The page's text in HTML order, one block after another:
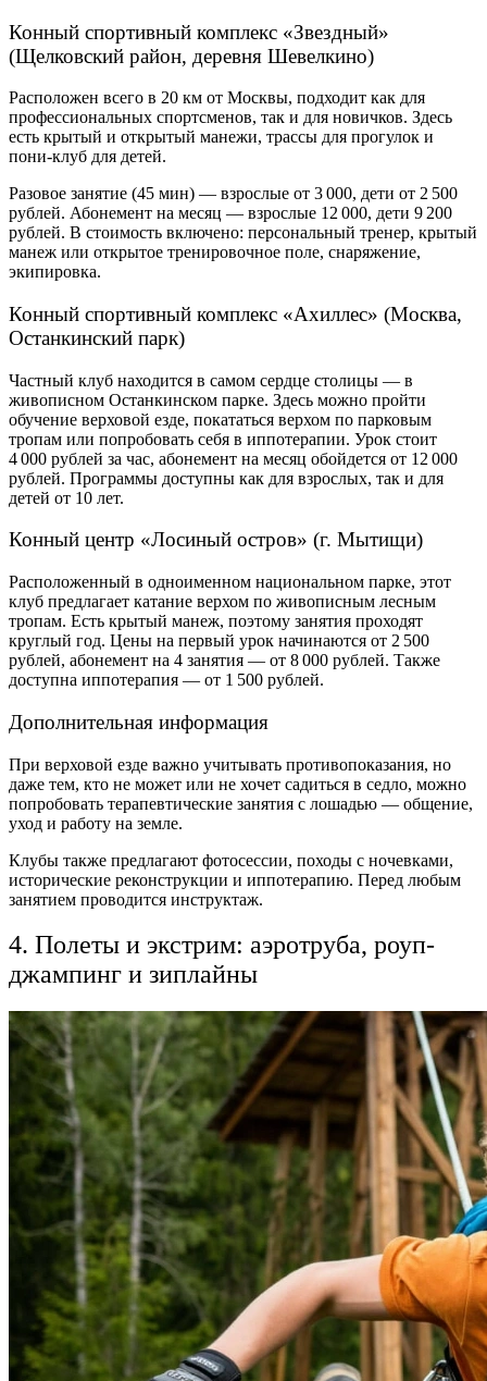
Конный спортивный комплекс «Звездный»
(Щелковский район, деревня Шевелкино)
Расположен всего в 20 км от Москвы, подходит как для
профессиональных спортсменов, так и для новичков. Здесь
есть крытый и открытый манежи, трассы для прогулок и
пони-клуб для детей.
Разовое занятие (45 мин) — взрослые от 3 000, дети от 2 500
рублей. Абонемент на месяц — взрослые 12 000, дети 9 200
рублей. В стоимость включено: персональный тренер, крытый
манеж или открытое тренировочное поле, снаряжение,
экипировка.
Конный спортивный комплекс «Ахиллес» (Москва,
Останкинский парк)
Частный клуб находится в самом сердце столицы — в
живописном Останкинском парке. Здесь можно пройти
обучение верховой езде, покататься верхом по парковым
тропам или попробовать себя в иппотерапии. Урок стоит
4 000 рублей за час, абонемент на месяц обойдется от 12 000
рублей. Программы доступны как для взрослых, так и для
детей от 10 лет.
Конный центр «Лосиный остров» (г. Мытищи)
Расположенный в одноименном национальном парке, этот
клуб предлагает катание верхом по живописным лесным
тропам. Есть крытый манеж, поэтому занятия проходят
круглый год. Цены на первый урок начинаются от 2 500
рублей, абонемент на 4 занятия — от 8 000 рублей. Также
доступна иппотерапия — от 1 500 рублей.
Дополнительная информация
При верховой езде важно учитывать противопоказания, но
даже тем, кто не может или не хочет садиться в седло, можно
попробовать терапевтические занятия с лошадью — общение,
уход и работу на земле.
Клубы также предлагают фотосессии, походы с ночевками,
исторические реконструкции и иппотерапию. Перед любым
занятием проводится инструктаж.
4. Полеты и экстрим: аэротруба, роуп-
джампинг и зиплайны